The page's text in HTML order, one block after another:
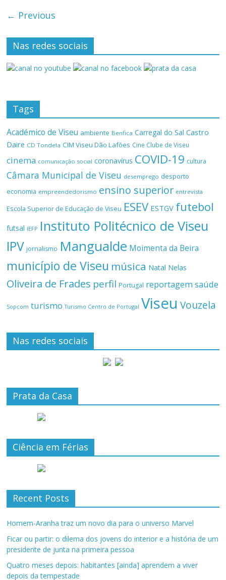
← Previous
Nas redes sociais
Tags
Académico de Viseu ambiente Benfica Carregal do Sal Castro
Daire CD Tondela CIM Viseu Dão Lafões Cine Clube de Viseu
cinema comunicação social coronavírus COVID-19 cultura
Câmara Municipal de Viseu desemprego desporto
economia empreendedorismo ensino superior entrevista
Escola Superior de Educação de Viseu ESEV ESTGV futebol
futsal IEFP Instituto Politécnico de Viseu
IPV jornalismo Mangualde Moimenta da Beira
município de Viseu música Natal Nelas
Oliveira de Frades perfil Portugal reportagemsaúde
Sopcom turismo Turismo Centro de Portugal Viseu Vouzela
Nas redes sociais
Prata da Casa
Ciência em Férias
Recent Posts
Homem-Aranha traz um novo dia para o universo Marvel
Ficar ou partir: o dilema dos jovens do interior e a história de um
presidente de junta na primeira pessoa
Quatro meses depois: habitantes [ainda] aprendem a viver
depois da tempestade